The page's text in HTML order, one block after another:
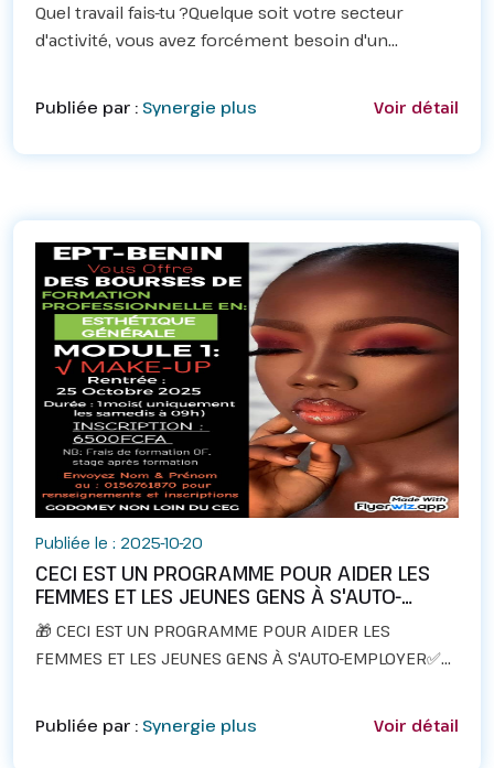
‎Quel travail fais-tu ?‎‎Quelque soit votre secteur
d'activité, vous avez forcément besoin d'un
fonctionnaire ,artisan, vous avez besoin d'un
Publiée par : Synergie plus Voir détail
Publiée le : 2025-10-20
CECI EST UN PROGRAMME POUR AIDER LES
FEMMES ET LES JEUNES GENS À S'AUTO-
EMPLOYER
🎁 CECI EST UN PROGRAMME POUR AIDER LES
FEMMES ET LES JEUNES GENS À S'AUTO-EMPLOYER✅
BOURSES DE FORMATION PROFESSIONNELLE ET
DIPLÔMANTE EN : ESTHÉTIQUE G...
Publiée par : Synergie plus Voir détail